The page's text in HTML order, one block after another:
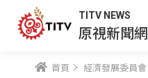
TITV NEWS
原視新聞網
首頁 經濟發展委員會